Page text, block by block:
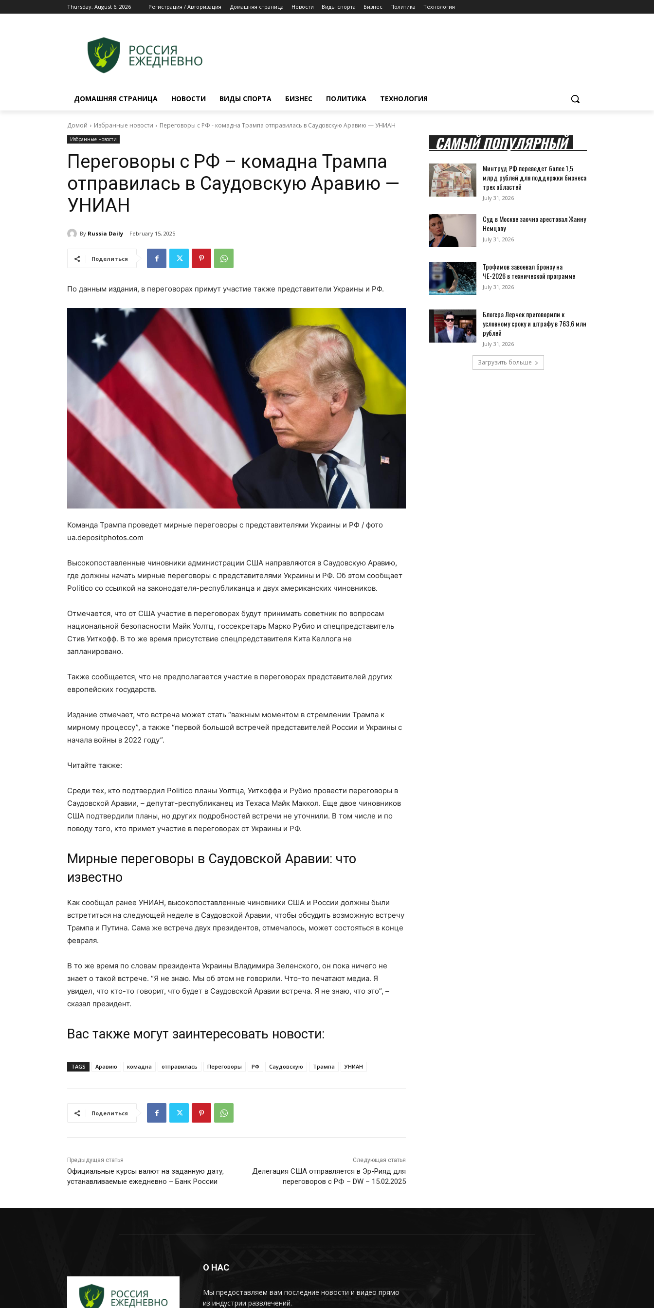
Thursday, August 6, 2026 Регистрация / Авторизация Домашняя страница Новости Виды спорта Бизнес Политика Технология
ДОМАШНЯЯ СТРАНИЦА НОВОСТИ ВИДЫ СПОРТА БИЗНЕС ПОЛИТИКА ТЕХНОЛОГИЯ
Домой Избранные новости Переговоры с РФ - комадна Трампа отправилась в Саудовскую Аравию — УНИАН
Избранные новости
Переговоры с РФ – комадна Трампа
отправилась в Саудовскую Аравию —
УНИАН
By Russia Daily February 15, 2025
Поделиться
По данным издания, в переговорах примут участие также представители Украины и РФ.
Команда Трампа проведет мирные переговоры с представителями Украины и РФ / фото
ua.depositphotos.com
Высокопоставленные чиновники администрации США направляются в Саудовскую Аравию,
где должны начать мирные переговоры с представителями Украины и РФ. Об этом сообщает
Politico со ссылкой на законодателя-республиканца и двух американских чиновников.
Отмечается, что от США участие в переговорах будут принимать советник по вопросам
национальной безопасности Майк Уолтц, госсекретарь Марко Рубио и спецпредставитель
Стив Уиткофф. В то же время присутствие спецпредставителя Кита Келлога не
запланировано.
Также сообщается, что не предполагается участие в переговорах представителей других
европейских государств.
Издание отмечает, что встреча может стать “важным моментом в стремлении Трампа к
мирному процессу”, а также “первой большой встречей представителей России и Украины с
начала войны в 2022 году”.
Читайте также:
Среди тех, кто подтвердил Politico планы Уолтца, Уиткоффа и Рубио провести переговоры в
Саудовской Аравии, – депутат-республиканец из Техаса Майк Маккол. Еще двое чиновников
США подтвердили планы, но других подробностей встречи не уточнили. В том числе и по
поводу того, кто примет участие в переговорах от Украины и РФ.
Мирные переговоры в Саудовской Аравии: что
известно
Как сообщал ранее УНИАН, высокопоставленные чиновники США и России должны были
встретиться на следующей неделе в Саудовской Аравии, чтобы обсудить возможную встречу
Трампа и Путина. Сама же встреча двух президентов, отмечалось, может состояться в конце
февраля.
В то же время по словам президента Украины Владимира Зеленского, он пока ничего не
знает о такой встрече. “Я не знаю. Мы об этом не говорили. Что-то печатают медиа. Я
увидел, что кто-то говорит, что будет в Саудовской Аравии встреча. Я не знаю, что это”, –
сказал президент.
Вас также могут заинтересовать новости:
TAGS Аравию комадна отправилась Переговоры РФ Саудовскую Трампа УНИАН
Поделиться
Предыдущая статья
Официальные курсы валют на заданную дату,
устанавливаемые ежедневно – Банк России
Следующая статья
Делегация США отправляется в Эр-Рияд для
переговоров с РФ – DW – 15.02.2025
САМЫЙ ПОПУЛЯРНЫЙ
Минтруд РФ переведет более 1,5
млрд рублей для поддержки бизнеса
трех областей
July 31, 2026
Суд в Москве заочно арестовал Жанну
Немцову
July 31, 2026
Трофимов завоевал бронзу на
ЧЕ-2026 в технической программе
July 31, 2026
Блогера Лерчек приговорили к
условному сроку и штрафу в 763,6 млн
рублей
July 31, 2026
Загрузить больше
О НАС
Мы предоставляем вам последние новости и видео прямо
из индустрии развлечений.